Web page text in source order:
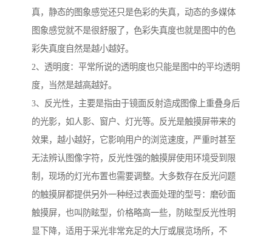
真，静态的图象感觉还只是色彩的失真，动态的多媒体
图象感觉就不是很舒服了，色彩失真度也就是图中的色
彩失真度自然是越小越好。
2、透明度：平常所说的透明度也只能是图中的平均透明
度，当然是越高越好。
3、反光性，主要是指由于镜面反射造成图像上重叠身后
的光影，如人影、窗户、灯光等。反光是触摸屏带来的
效果，越小越好，它影响用户的浏览速度，严重时甚至
无法辨认图像字符，反光性强的触摸屏使用环境受到限
制，现场的灯光布置也需要调整。大多数存在反光问题
的触摸屏都提供另外一种经过表面处理的型号：磨砂面
触摸屏，也叫防眩型，价格略高一些，防眩型反光性明
显下降，适用于采光非常充足的大厅或展览场所，不